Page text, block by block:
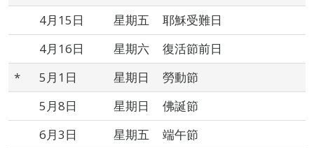
4月15日
星期五
耶穌受難日
4月16日
星期六
復活節前日
*
5月1日 星期日
勞動節
5月8日
星期日
佛誕節
6月3日
星期五
端午節